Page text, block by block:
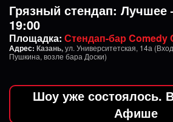
Грязный стендап:
19:00
Площадка: Стендап-бар Comedy
Адрес: Казань,ул. Университетская, 14а
Пушкина, возле бара Доски)
Шоу уже состоялось.
Афише